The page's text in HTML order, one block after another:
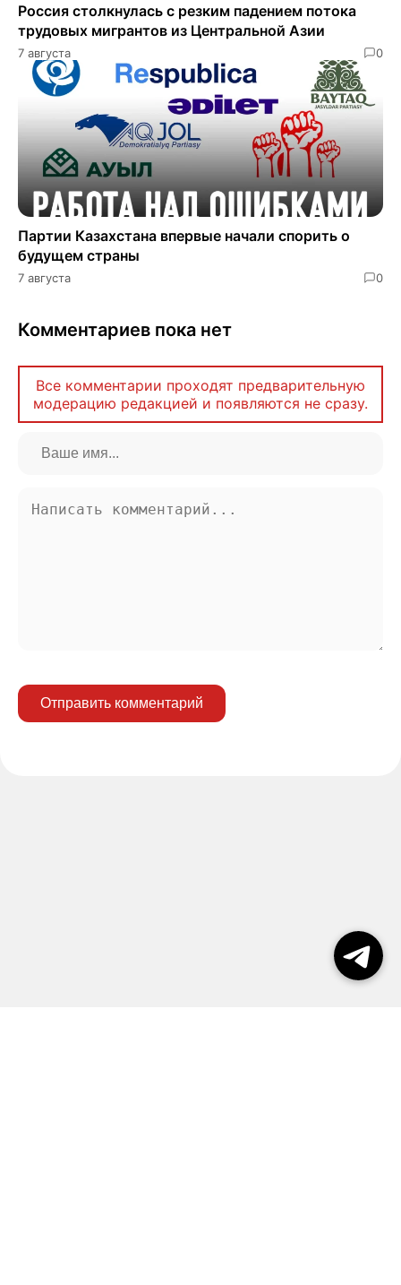
Россия столкнулась с резким падением потока
трудовых мигрантов из Центральной Азии
7 августа 0
Партии Казахстана впервые начали спорить о
будущем страны
7 августа 0
Комментариев пока нет
Все комментарии проходят предварительную
модерацию редакцией и появляются не сразу.
Отправить комментарий